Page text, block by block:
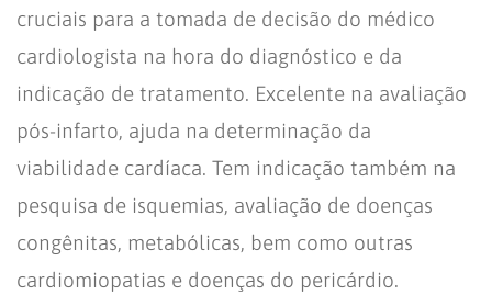
cruciais para a tomada de decisão do médico
cardiologista na hora do diagnóstico e da
indicação de tratamento. Excelente na avaliação
pós-infarto, ajuda na determinação da
viabilidade cardíaca. Tem indicação também na
pesquisa de isquemias, avaliação de doenças
congênitas, metabólicas, bem como outras
cardiomiopatias e doenças do pericárdio.